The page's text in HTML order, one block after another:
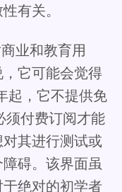
有关。
业和教育用
它可能会觉得
起，它不提供免
付费订阅才能
其进行测试或
碍。该界面虽
绝对的初学者